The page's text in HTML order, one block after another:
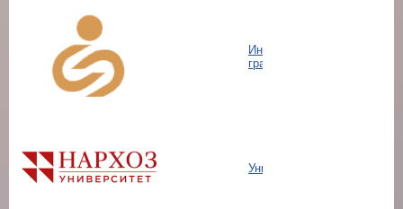
Институт услуг для
граждан
Университет НАРХОЗ